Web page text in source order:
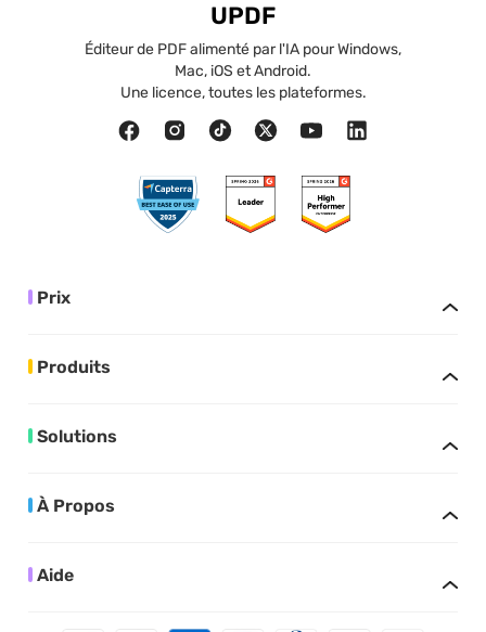
UPDF
Éditeur de PDF alimenté par l'IA pour Windows,
Mac, iOS et Android.
Une licence, toutes les plateformes.
Prix
Produits
Solutions
À Propos
Aide